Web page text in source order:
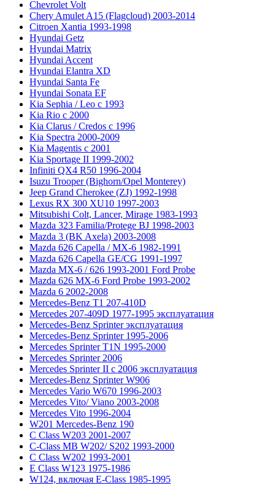
Chevrolet Volt
Chery Amulet A15 (Flagcloud) 2003-2014
Citroen Xantia 1993-1998
Hyundai Getz
Hyundai Matrix
Hyundai Accent
Hyundai Elantra XD
Hyundai Santa Fe
Hyundai Sonata EF
Kia Sephia / Leo с 1993
Kia Rio с 2000
Kia Clarus / Credos с 1996
Kia Spectra 2000-2009
Kia Magentis с 2001
Kia Sportage II 1999-2002
Infiniti QX4 R50 1996-2004
Isuzu Trooper (Bighorn/Opel Monterey)
Jeep Grand Cherokee (ZJ) 1992-1998
Lexus RX 300 XU10 1997-2003
Mitsubishi Colt, Lancer, Mirage 1983-1993
Mazda 323 Familia/Protege BJ 1998-2003
Mazda 3 (BK Axela) 2003-2008
Mazda 626 Capella / MX-6 1982-1991
Mazda 626 Capella GE/CG 1991-1997
Mazda MX-6 / 626 1993-2001 Ford Probe
Mazda 626 MX-6 Ford Probe 1993-2002
Mazda 6 2002-2008
Mercedes-Benz T1 207-410D
Mercedes 207-409D 1977-1995 эксплуатация
Mercedes-Benz Sprinter эксплуатация
Mercedes-Benz Sprinter 1995-2006
Mercedes Sprinter T1N 1995-2000
Mercedes Sprinter 2006
Mercedes Sprinter II с 2006 эксплуатация
Mercedes-Benz Sprinter W906
Mercedes Vario W670 1996-2003
Mercedes Vito/ Viano 2003-2008
Mercedes Vito 1996-2004
W201 Mercedes-Benz 190
C Class W203 2001-2007
C-Class MB W202/ S202 1993-2000
C Class W202 1993-2001
E Class W123 1975-1986
W124, включая E-Class 1985-1995